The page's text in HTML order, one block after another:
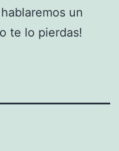
un
te lo pierdas!